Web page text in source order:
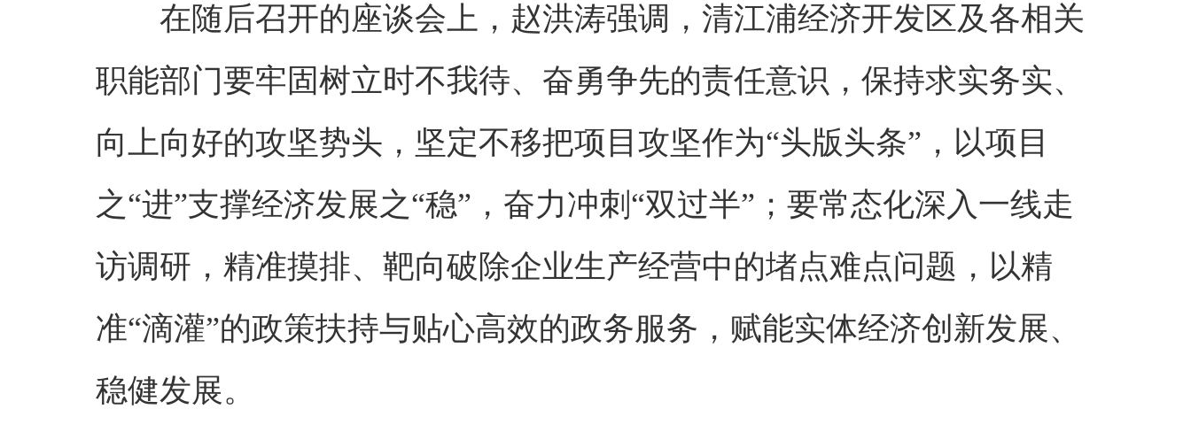
在随后召开的座谈会上，赵洪涛强调，清江浦经济开发区及各相关
职能部门要牢固树立时不我待、奋勇争先的责任意识，保持求实务实、
向上向好的攻坚势头，坚定不移把项目攻坚作为“头版头条”，以项目
之“进”支撑经济发展之“稳”，奋力冲刺“双过半”；要常态化深入一线走
访调研，精准摸排、靶向破除企业生产经营中的堵点难点问题，以精
准“滴灌”的政策扶持与贴心高效的政务服务，赋能实体经济创新发展、
稳健发展。